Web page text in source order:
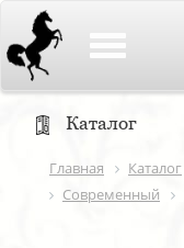
Каталог
Главная Каталог
Современный